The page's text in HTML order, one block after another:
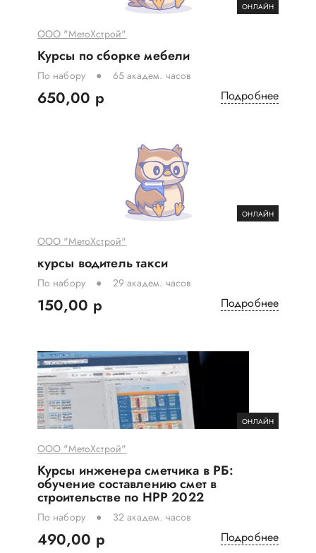
ОНЛАЙН
ООО "МетоХстрой"
Курсы по сборке мебели
По набору 65 академ. часов
650,00 р Подробнее
ОНЛАЙН
ООО "МетоХстрой"
курсы водитель такси
По набору 29 академ. часов
150,00 р Подробнее
ОНЛАЙН
ООО "МетоХстрой"
Курсы инженера сметчика в РБ:
обучение составлению смет в
строительстве по НРР 2022
По набору 32 академ. часов
490,00 р Подробнее